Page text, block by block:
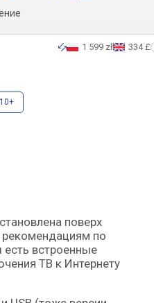
1 599 zł 334 £
рекомендациям по
есть встроенные
ТВ к Интернету